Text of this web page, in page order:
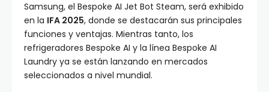
Samsung, el Bespoke AI Jet Bot Steam, será exhibido
en la IFA 2025, donde se destacarán sus principales
funciones y ventajas. Mientras tanto, los
refrigeradores Bespoke AI y la línea Bespoke AI
Laundry ya se están lanzando en mercados
seleccionados a nivel mundial.